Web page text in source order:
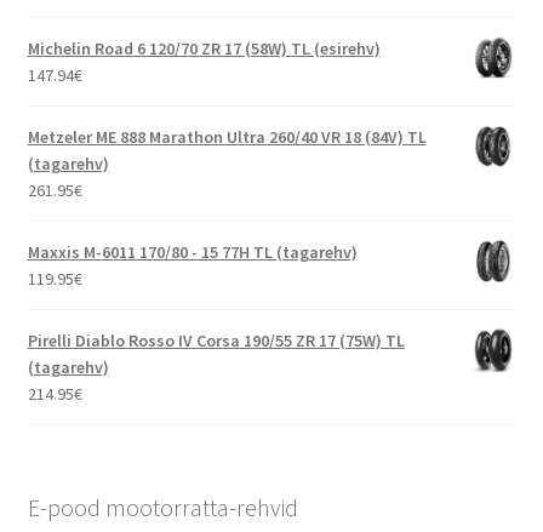
Michelin Road 6 120/70 ZR 17 (58W) TL (esirehv)
147.94€
Metzeler ME 888 Marathon Ultra 260/40 VR 18 (84V) TL
(tagarehv)
261.95€
Maxxis M-6011 170/80 - 15 77H TL (tagarehv)
119.95€
Pirelli Diablo Rosso IV Corsa 190/55 ZR 17 (75W) TL
(tagarehv)
214.95€
E-pood mootorratta-rehvid